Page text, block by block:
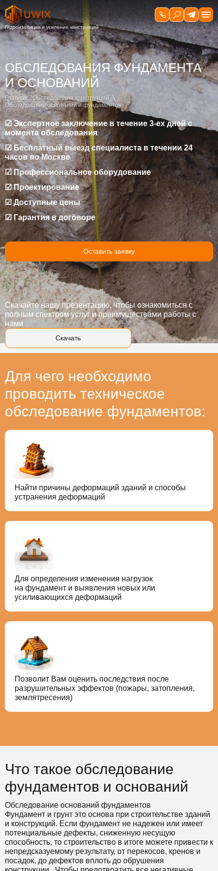
ОБСЛЕДОВАНИЯ ФУНДАМЕНТА
И ОСНОВАНИЙ
Главная
Обследование конструкций
Обследование оснований и фундаментов
☑ Экспертное заключение в течение 3-ех дней с
момента обследования
☑ Бесплатный выезд специалиста в течении 24
часов по Москве
☑ Профессиональное оборудование
☑ Проектирование
☑ Доступные цены
☑ Гарантия в договоре
Оставить заявку
Скачать
Скачайте нашу презентацию, чтобы ознакомиться с
полным спектром услуг и преимуществами работы с
нами
Для чего необходимо
проводить техническое
обследование фундаментов:
Найти причины деформаций зданий и способы
устранения деформаций
Для определения изменения нагрузок
на фундамент и выявления новых или
усиливающихся деформаций
Позволит Вам оценить последствия после
разрушительных эффектов (пожары, затопления,
землятресения)
Что такое обследование
фундаментов и оснований
Обследование оснований фундаментов
Фундамент и грунт это основа при строительстве зданий
и конструкций. Если фундамент не надежен или имеет
потенциальные дефекты, сниженную несущую
способность, то строительство в итоге можете привести к
непредсказуемому результату, от перекосов, кренов и
посадок, до дефектов вплоть до обрушения